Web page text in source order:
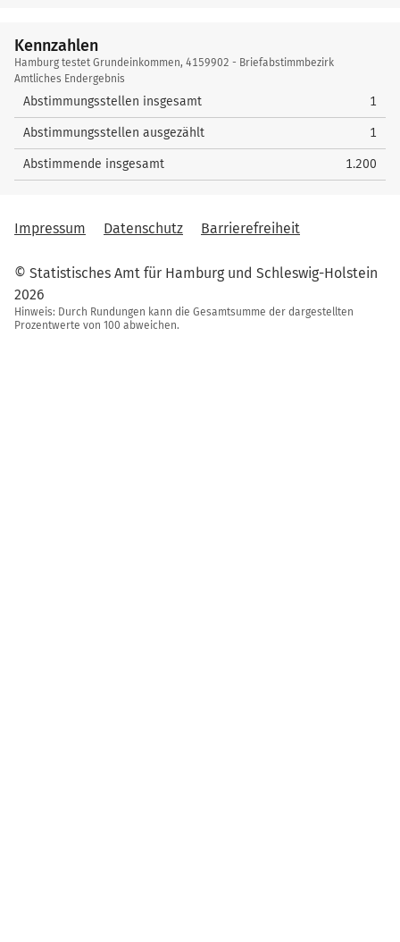
Kennzahlen
Kennzahlen
Hamburg testet Grundeinkommen, 4159902 - Briefabstimmbezirk
Amtliches Endergebnis
Abstimmungsstellen insgesamt 1
Abstimmungsstellen ausgezählt 1
Abstimmende insgesamt 1.200
Impressum Datenschutz Barrierefreiheit
© Statistisches Amt für Hamburg und Schleswig-Holstein
2026
Hinweis: Durch Rundungen kann die Gesamtsumme der dargestellten
Prozentwerte von 100 abweichen.